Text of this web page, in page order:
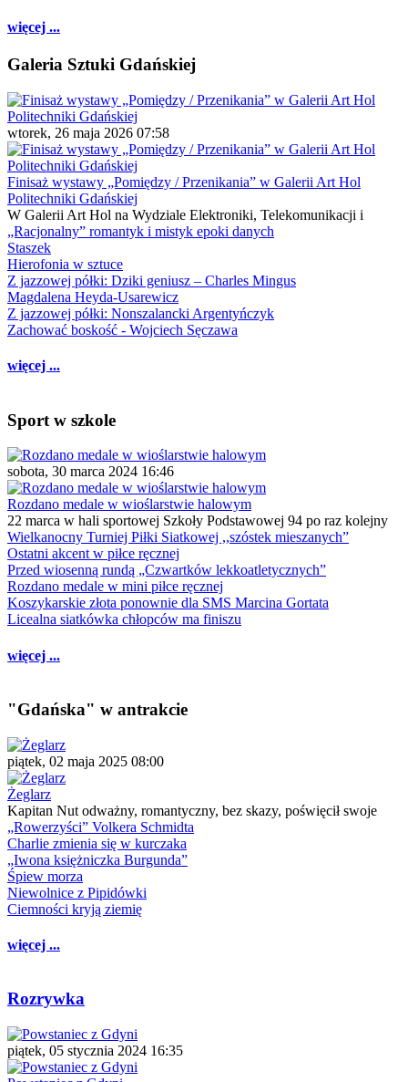
więcej ...
Galeria Sztuki Gdańskiej
wtorek, 26 maja 2026 07:58
Finisaż wystawy „Pomiędzy / Przenikania” w Galerii Art Hol
Politechniki Gdańskiej
W Galerii Art Hol na Wydziale Elektroniki, Telekomunikacji i
„Racjonalny” romantyk i mistyk epoki danych
Staszek
Hierofonia w sztuce
Z jazzowej półki: Dziki geniusz – Charles Mingus
Magdalena Heyda-Usarewicz
Z jazzowej półki: Nonszalancki Argentyńczyk
Zachować boskość - Wojciech Sęczawa
więcej ...
Sport w szkole
sobota, 30 marca 2024 16:46
Rozdano medale w wioślarstwie halowym
22 marca w hali sportowej Szkoły Podstawowej 94 po raz kolejny
Wielkanocny Turniej Piłki Siatkowej ,,szóstek mieszanych”
Ostatni akcent w piłce ręcznej
Przed wiosenną rundą „Czwartków lekkoatletycznych”
Rozdano medale w mini piłce ręcznej
Koszykarskie złota ponownie dla SMS Marcina Gortata
Licealna siatkówka chłopców ma finiszu
więcej ...
"Gdańska" w antrakcie
piątek, 02 maja 2025 08:00
Żeglarz
Kapitan Nut odważny, romantyczny, bez skazy, poświęcił swoje
„Rowerzyści” Volkera Schmidta
Charlie zmienia się w kurczaka
„Iwona księżniczka Burgunda”
Śpiew morza
Niewolnice z Pipidówki
Ciemności kryją ziemię
więcej ...
Rozrywka
piątek, 05 stycznia 2024 16:35